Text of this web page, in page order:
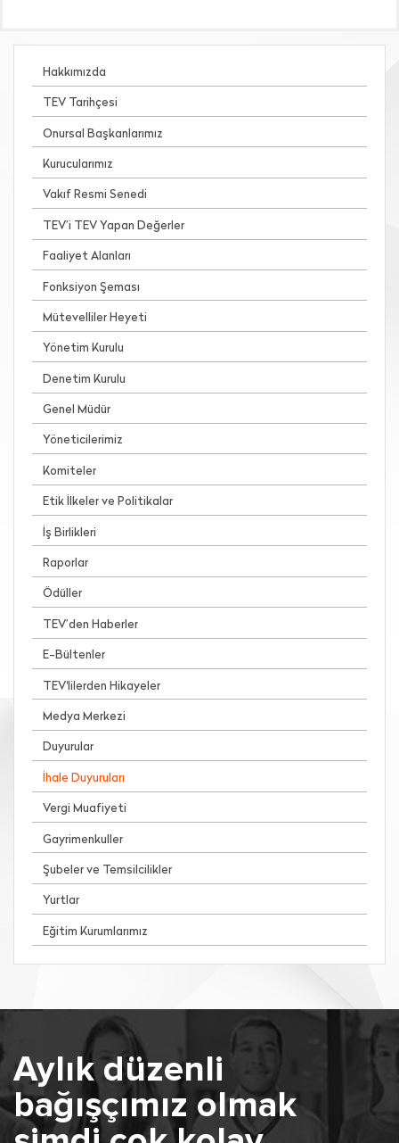
Hakkımızda
TEV Tarihçesi
Onursal Başkanlarımız
Kurucularımız
Vakıf Resmi Senedi
TEV’i TEV Yapan Değerler
Faaliyet Alanları
Fonksiyon Şeması
Mütevelliler Heyeti
Yönetim Kurulu
Denetim Kurulu
Genel Müdür
Yöneticilerimiz
Komiteler
Etik İlkeler ve Politikalar
İş Birlikleri
Raporlar
Ödüller
TEV’den Haberler
E-Bültenler
TEV'lilerden Hikayeler
Medya Merkezi
Duyurular
İhale Duyuruları
Vergi Muafiyeti
Gayrimenkuller
Şubeler ve Temsilcilikler
Yurtlar
Eğitim Kurumlarımız
Aylık düzenli
bağışçımız olmak